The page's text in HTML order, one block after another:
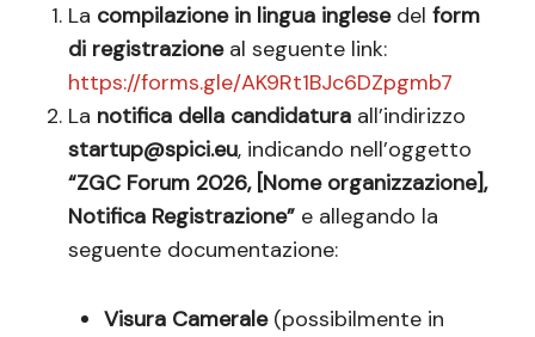
La compilazione in lingua inglesedel form
di registrazioneal seguente link:
https://forms.gle/AK9Rt1BJc6DZpgmb7
La notifica della candidaturaall’indirizzo
startup@spici.eu, indicando nell’oggetto
“ZGC Forum 2026, [Nome organizzazione],
Notifica Registrazione”e allegando la
seguente documentazione:
Visura Camerale(possibilmente in